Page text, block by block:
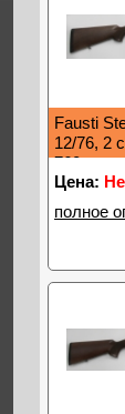
Fausti
12/76, 2
760мм
Цена:
полное